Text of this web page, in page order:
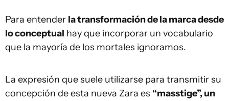
Para entender la transformación de la marca desde
lo conceptual hay que incorporar un vocabulario
que la mayoría de los mortales ignoramos.
La expresión que suele utilizarse para transmitir su
concepción de esta nueva Zara es “masstige”, un